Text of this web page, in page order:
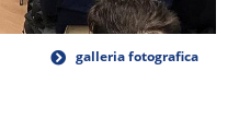
galleria fotografica